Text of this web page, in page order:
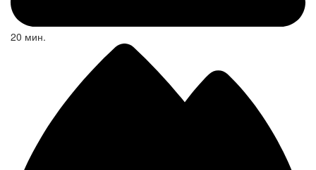
20 мин.